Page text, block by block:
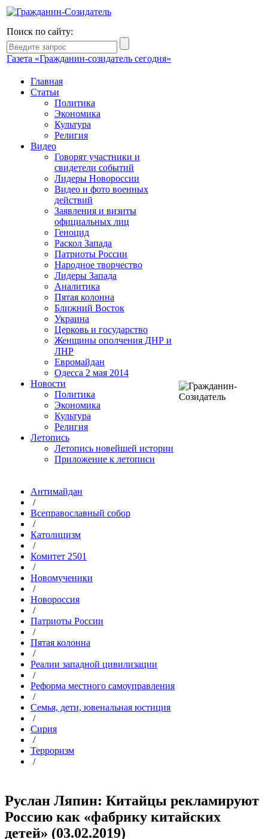
Поиск по сайту:
Газета «Гражданин-созидатель сегодня»
Главная
Статьи
Политика
Экономика
Культура
Религия
Видео
Говорят участники и
свидетели событий
Лидеры Новороссии
Видео и фото военных
действий
Заявления и визиты
официальных лиц
Геноцид
Раскол Запада
Патриоты России
Народное творчество
Лидеры Запада
Аналитика
Пятая колонна
Ближний Восток
Украина
Церковь и государство
Женщины ополчения ДНР и
ЛНР
Евромайдан
Одесса 2 мая 2014
Новости
Политика
Экономика
Культура
Религия
Летопись
Летопись новейшей истории
Приложение к летописи
Антимайдан
/
Всеправославный собор
/
Католицизм
/
Комитет 2501
/
Новомученики
/
Новороссия
/
Патриоты России
/
Пятая колонна
/
Реалии западной цивилизации
/
Реформа местного самоуправления
/
Семья, дети, ювенальная юстиция
/
Сирия
/
Терроризм
/
Руслан Ляпин: Китайцы рекламируют
Россию как «фабрику китайских
детей» (03.02.2019)